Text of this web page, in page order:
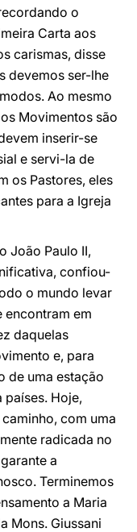
o
Carta aos
carismas, disse
devemos ser-lhe
Ao mesmo
Movimentos são
inserir-se
e servi-la de
os Pastores, eles
para a Igreja
João Paulo II,
confiou-
o mundo levar
encontram em
daquelas
e, para
de uma estação
países. Hoje,
com uma
radicada no
a
Terminemos
a Maria
Mons. Giussani